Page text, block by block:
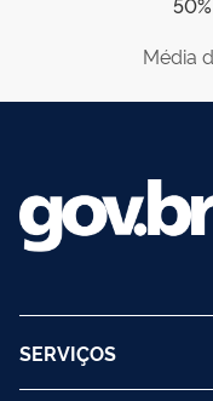
Média
SERVIÇOS